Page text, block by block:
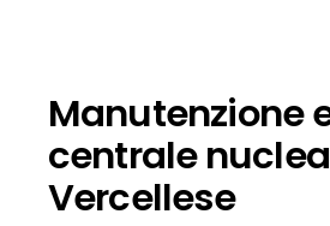
Manutenzione
centrale
Vercellese